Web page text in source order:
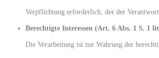
Verpflichtung erforderlich, der der
Berechtigte Interessen (Art. 6 Abs. 1 S. 1
Die Verarbeitung ist zur Wahrung der